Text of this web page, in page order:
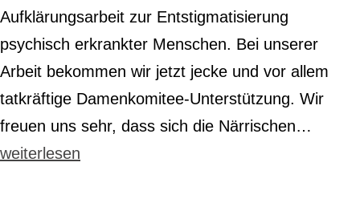
Aufklärungsarbeit zur Entstigmatisierung
psychisch erkrankter Menschen. Bei unserer
Arbeit bekommen wir jetzt jecke und vor allem
tatkräftige Damenkomitee-Unterstützung. Wir
freuen uns sehr, dass sich die Närrischen…
weiterlesen